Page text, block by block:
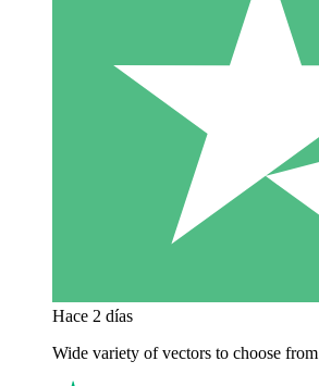
Hace 2 días
Wide variety of vectors to choose from